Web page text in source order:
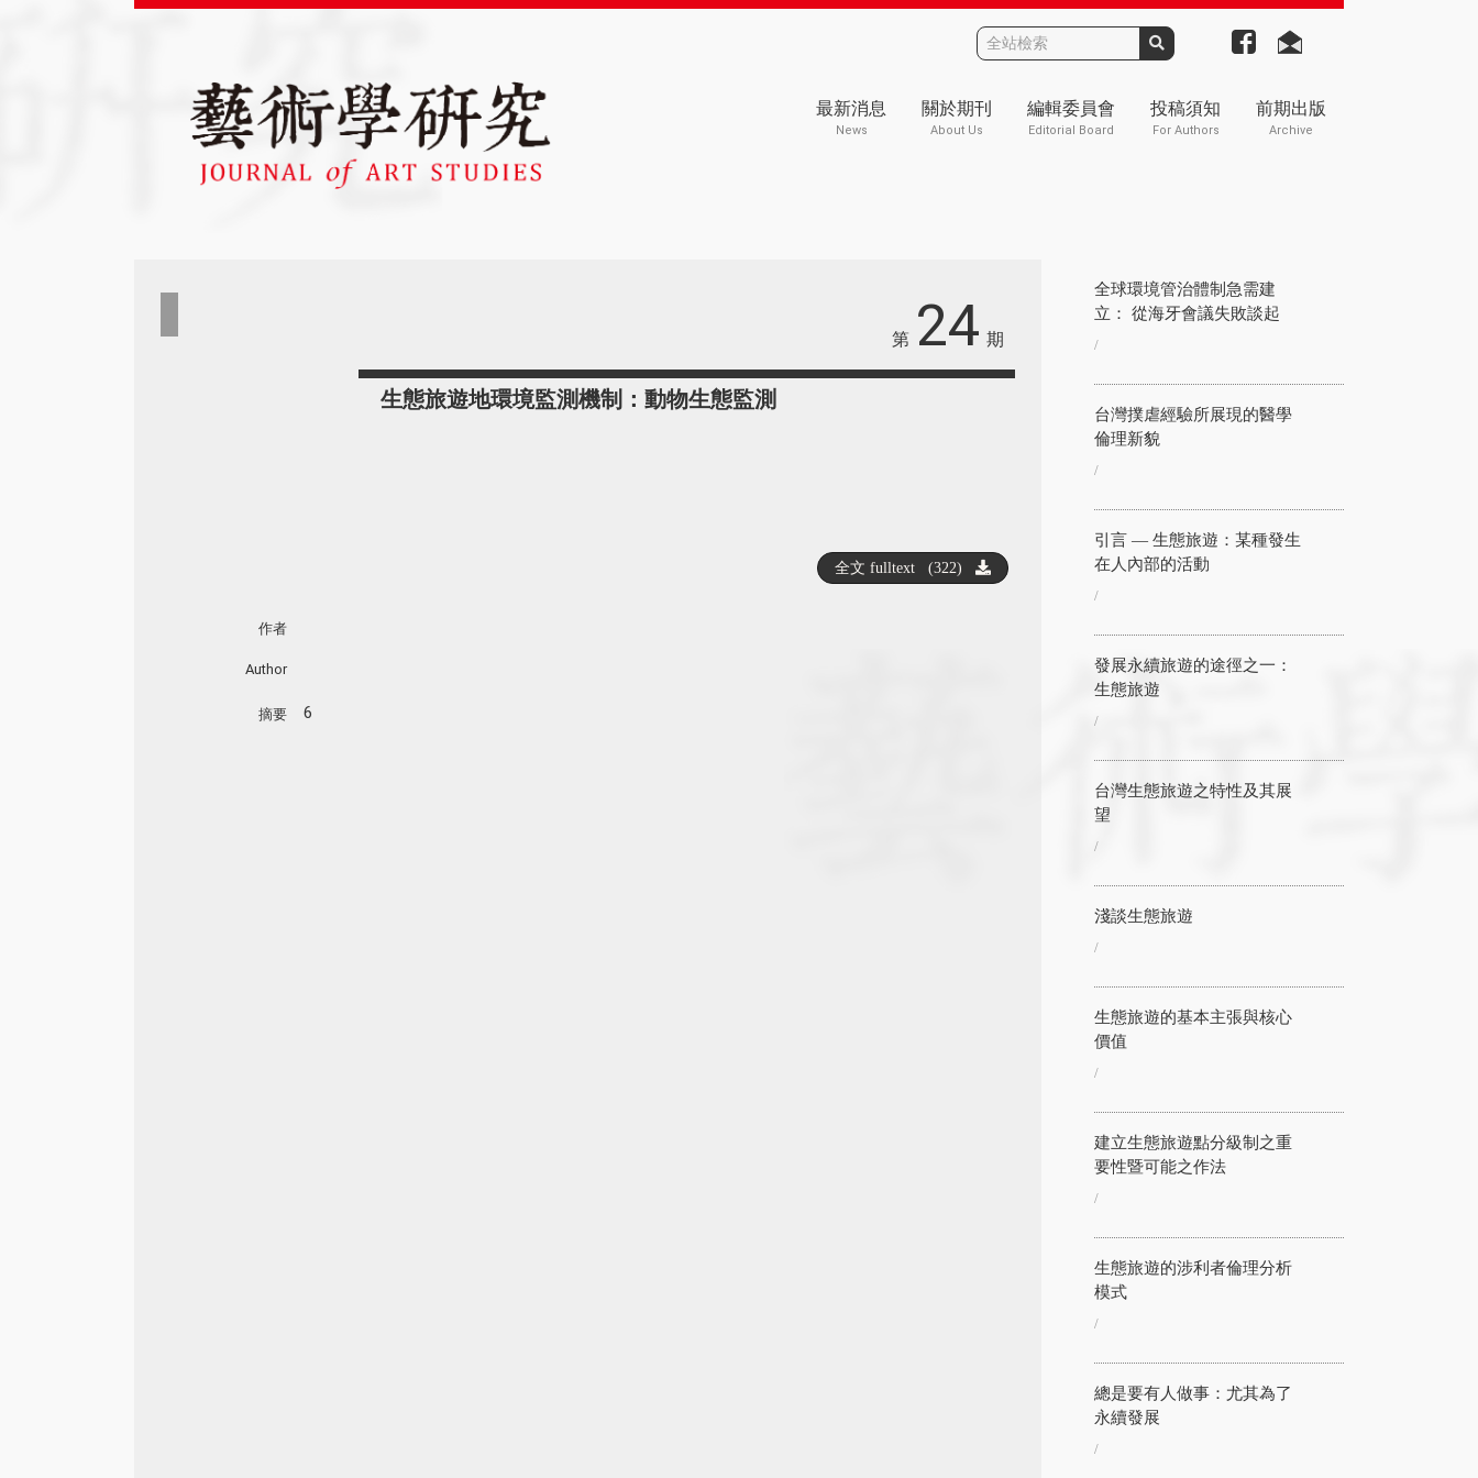
最新消息
News
關於期刊
About Us
編輯委員會
Editorial Board
投稿須知
For Authors
前期出版
Archive
第 24 期
生態旅遊地環境監測機制：動物生態監測
作者
Author
摘要 6
全球環境管治體制急需建
立： 從海牙會議失敗談起
/
台灣撲虐經驗所展現的醫學
倫理新貌
/
引言 — 生態旅遊：某種發生
在人內部的活動
/
發展永續旅遊的途徑之一：
生態旅遊
/
台灣生態旅遊之特性及其展
望
/
淺談生態旅遊
/
生態旅遊的基本主張與核心
價值
/
建立生態旅遊點分級制之重
要性暨可能之作法
/
生態旅遊的涉利者倫理分析
模式
/
總是要有人做事：尤其為了
永續發展
/